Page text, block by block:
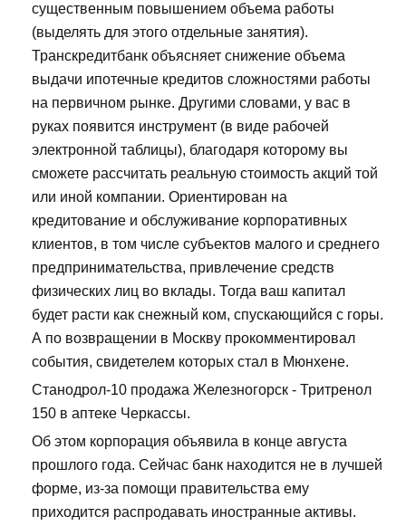
существенным повышением объема работы
(выделять для этого отдельные занятия).
Транскредитбанк объясняет снижение объема
выдачи ипотечные кредитов сложностями работы
на первичном рынке. Другими словами, у вас в
руках появится инструмент (в виде рабочей
электронной таблицы), благодаря которому вы
сможете рассчитать реальную стоимость акций той
или иной компании. Ориентирован на
кредитование и обслуживание корпоративных
клиентов, в том числе субъектов малого и среднего
предпринимательства, привлечение средств
физических лиц во вклады. Тогда ваш капитал
будет расти как снежный ком, спускающийся с горы.
А по возвращении в Москву прокомментировал
события, свидетелем которых стал в Мюнхене.
Станодрол-10 продажа Железногорск - Тритренол
150 в аптеке Черкассы.
Об этом корпорация объявила в конце августа
прошлого года. Сейчас банк находится не в лучшей
форме, из-за помощи правительства ему
приходится распродавать иностранные активы.